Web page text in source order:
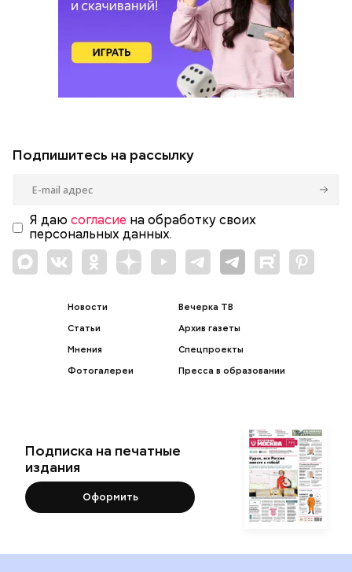
Подпишитесь на рассылку
Я даю согласие на обработку своих
персональных данных.
Новости
Статьи
Мнения
Фотогалереи
Вечерка ТВ
Архив газеты
Спецпроекты
Пресса в образовании
Подписка на печатные
издания
Оформить